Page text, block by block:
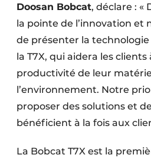
Doosan Bobcat, déclare : «
la pointe de l’innovation et
de présenter la technologie
la T7X, qui aidera les
productivité de leur
l’environnement. Notre
proposer des solutions et
bénéficient à la fois aux
La Bobcat T7X est la